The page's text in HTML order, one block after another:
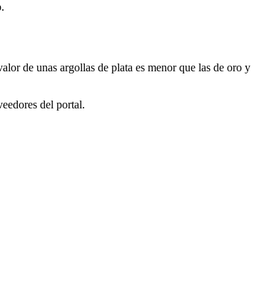
de unas argollas de plata es menor que las de oro y
del portal.